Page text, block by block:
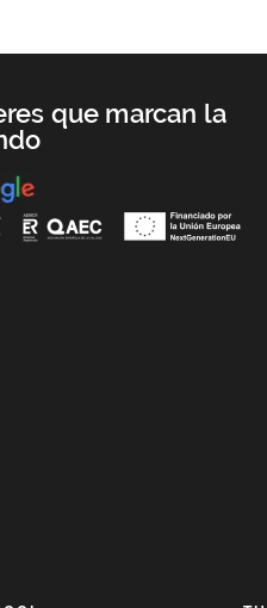
que marcan la